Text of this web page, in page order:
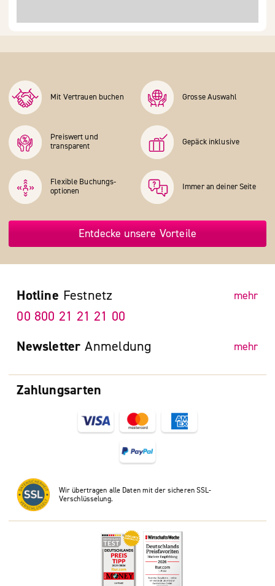
Mit Vertrauen buchen Grosse Auswahl
Preiswert und
transparent
Gepäck inklusive
Flexible Buchungs­
optionen
Immer an deiner Seite
Entdecke unsere Vorteile
Zahlungsarten
Wir übertragen alle Daten mit der sicheren SSL-
Verschlüsselung.
Hotline Festnetz mehr
00 800 21 21 21 00
Newsletter Anmeldung mehr